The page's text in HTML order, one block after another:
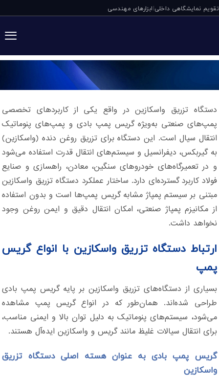
تقویم نمایشگاهی داخلی|ابزارهای مهندسی
دستگاه تزریق
دستگاه تزریق واسکازین در واقع یکی از کاربردهای تخصصی
پمپ‌های صنعتی به‌ویژه گریس پمپ بادی و پمپ‌های پنوماتیک
انتقال سیال است. این دستگاه برای تزریق روغن دنده (واسکازین)
به گیربکس، دیفرانسیل و سیستم‌های انتقال قدرت استفاده می‌شود
و در تعمیرگاه‌های خودروهای سنگین، معادن، راهسازی و صنایع
فولاد کاربرد گسترده‌ای دارد. ساختار عملکرد دستگاه تزریق واسکازین
مبتنی بر سیستم پمپاژ مشابه گریس پمپ‌ها است و بدون استفاده
از مکانیزم پمپاژ صنعتی، امکان انتقال دقیق و ایمن روغن وجود
نخواهد داشت.
ارتباط دستگاه تزریق واسکازین با انواع گریس
پمپ
بسیاری از دستگاه‌های تزریق واسکازین بر پایه گریس پمپ بادی
طراحی شده‌اند. همان‌طور که در انواع گریس پمپ مشاهده
می‌شود، سیستم‌های پنوماتیک به دلیل توان بالا و ایمنی مناسب،
برای انتقال سیالات غلیظ مانند گریس و واسکازین ایده‌آل هستند.
گریس پمپ بادی به عنوان هسته اصلی دستگاه تزریق
واسکازین